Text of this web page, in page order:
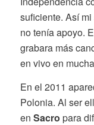
suficiente. Así
no tenía apoyo.
grabara más
en vivo en
En el 2011
Polonia. Al ser
en Sacro para